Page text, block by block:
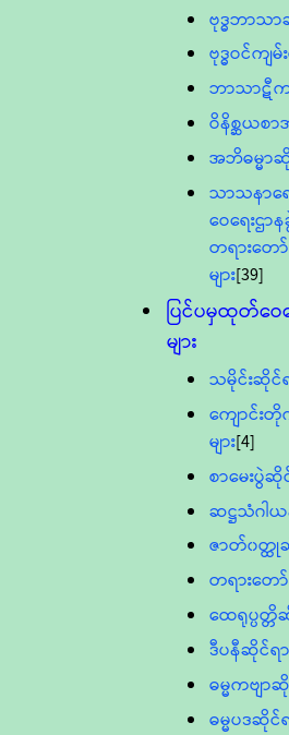
ဗုဒ္ဓဘာသာ
ဗုဒ္ဓဝင်ကျမ်
ဘာသာဋီက
ဝိနိစ္ဆယစာ
အဘိဓမ္မာဆို
သာသနာရေ
ဝေရေးဌာ
တရားတေ
များ[39]
ပြင်ပမှထုတ်ဝေ
များ
သမိုင်းဆိုင်ရ
ကျောင်း
များ[4]
စာမေးပွဲဆို
ဆဋ္ဌသံဂါ
ဇာတ်၀တ္ထု
တရားတေ
ထေရုပ္ပတ္တိ
ဒီပနီဆိုင်ရာ
ဓမ္မကဗျာ
ဓမ္မပဒဆိုင်